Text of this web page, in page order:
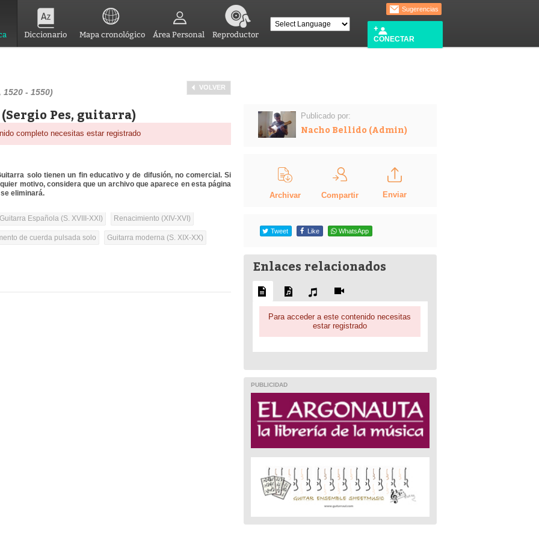
Diccionario Mapa cronológico Área Personal Reproductor
Sugerencias
CONECTAR
VOLVER
- 1550)
Pes, guitarra)
completo necesitas estar registrado
solo tienen un fin educativo y de difusión, no comercial. Si
motivo, considera que un archivo que aparece en esta página
eliminará.
Guitarra Española (S. XVIII-XXI) Renacimiento (XIV-XVI)
de cuerda pulsada solo Guitarra moderna (S. XIX-XX)
Publicado por:
Nacho Bellido (Admin)
Archivar Compartir Enviar
Tweet Like WhatsApp
Enlaces relacionados
Para acceder a este contenido necesitas
estar registrado
PUBLICIDAD